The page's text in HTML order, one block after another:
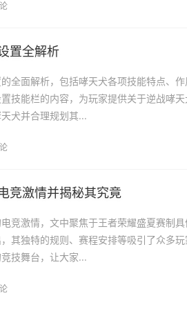
置全解析
全面解析，包括哮天犬各项技能特点、作
技能栏的内容，为玩家提供关于逆战哮
犬并合理规划其...
竞激情并揭秘其究竟
竞激情，文中聚焦于王者荣耀盛夏赛制
其独特的规则、赛程安排等吸引了众多玩
技舞台，让大家...